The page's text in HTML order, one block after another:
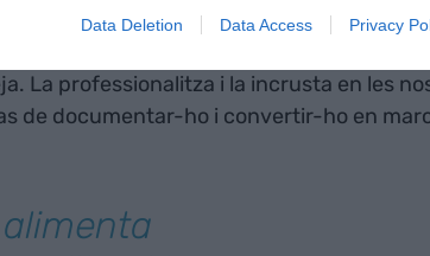
Data Deletion Data Access Privacy
al camí”.
La professionalitza i la incrusta en les
de documentar-ho i convertir-ho en